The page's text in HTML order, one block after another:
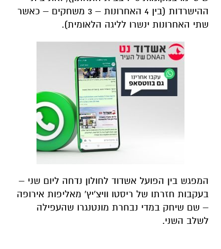
ההישרדות (בין 4 האחרונות – 3 משחקים – כאשר
שתי האחרונות ינשרו לליגה הלאומית).
המפגש בין הפועל אשדוד לחולון נדחה ליום שני –
בעקבות חזרתו של ריסטו וויצ'יץ' מאליפות אירופה
– שם שיחק במדי נבחרת מונטנגרו שהעפילה
לשלב השני.